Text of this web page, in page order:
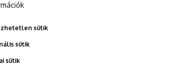
sütik
sütik
sütik